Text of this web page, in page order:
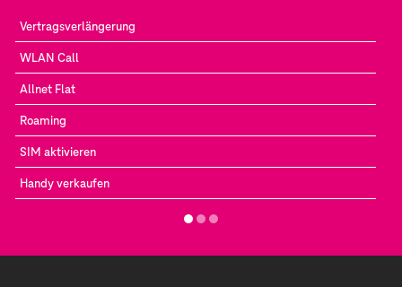
Vertragsverlängerung
WLAN Call
Allnet Flat
Roaming
SIM aktivieren
Handy verkaufen